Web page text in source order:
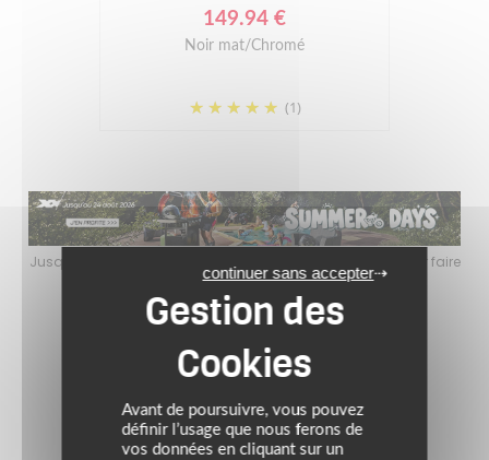
149.94 €
Noir mat/Chromé
(1)
Jusqu’au 24 août 2026, profitez de l’ambiance estivale pour faire
le plein de bons plans sur l’équipement motard !
Avant de poursuivre, vous pouvez
définir l’usage que nous ferons de
vos données en cliquant sur un
continuer sans accepter